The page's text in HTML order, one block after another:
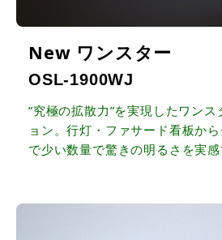
New ワンスター
OSL-1900WJ
”究極の拡散力”を実現したワン
ョン。行灯・ファサード看板か
で少い数量で驚きの明るさを実感